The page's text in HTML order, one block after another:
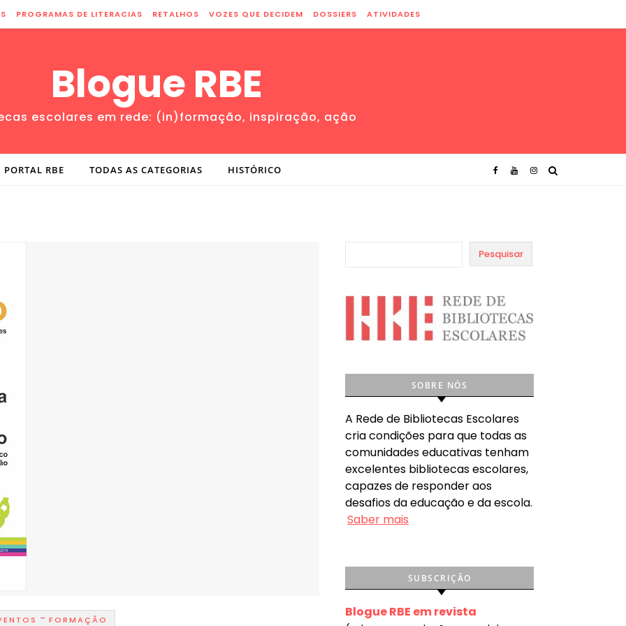
PROGRAMAS DE LITERACIAS RETALHOS VOZES QUE DECIDEM DOSSIERS ATIVIDADES
Blogue RBE
escolares em rede: (in)formação, inspiração, ação
PORTAL RBE TODAS AS CATEGORIAS HISTÓRICO
- FORMAÇÃO
Pesquisar
SOBRE NÓS
A Rede de Bibliotecas Escolares
cria condições para que todas as
comunidades educativas tenham
excelentes bibliotecas escolares,
capazes de responder aos
desafios da educação e da escola.
Saber mais
SUBSCRIÇÃO
Blogue RBE em revista